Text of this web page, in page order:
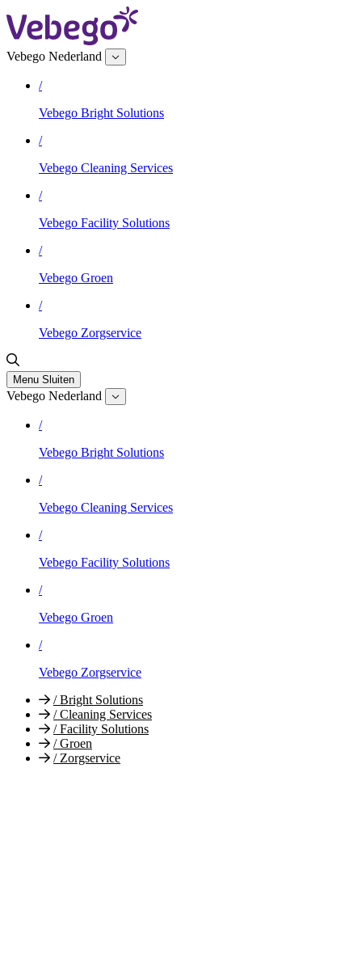
Vebego Nederland
/
Vebego Bright Solutions
/
Vebego Cleaning Services
/
Vebego Facility Solutions
/
Vebego Groen
/
Vebego Zorgservice
Menu Sluiten
Vebego Nederland
/
Vebego Bright Solutions
/
Vebego Cleaning Services
/
Vebego Facility Solutions
/
Vebego Groen
/
Vebego Zorgservice
/Bright Solutions
/Cleaning Services
/Facility Solutions
/Groen
/Zorgservice